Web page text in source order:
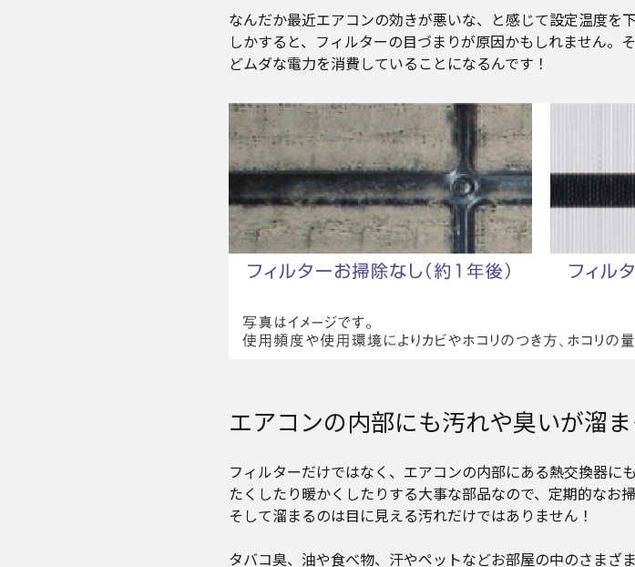
なんだか最近エアコンの効きが悪いな、と感じて設定温度を
しかすると、フィルターの目づまりが原因かもしれません
どムダな電力を消費していることになるんです！
エアコンの内部にも汚れや臭いが溜ま
フィルターだけではなく、エアコンの内部にある熱交換器に
たくしたり暖かくしたりする大事な部品なので、定期的なお掃
そして溜まるのは目に見える汚れだけではありません！
タバコ臭、油や食べ物、汗やペットなどお部屋の中のさまざ